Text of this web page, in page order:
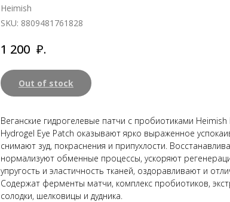
Heimish
SKU: 8809481761828
1 200 ₽.
Out of stock
Веганские гидрогелевые патчи с пробиотиками
Hydrogel Eye Patch оказывают ярко выраженное
снимают зуд, покраснения и припухлости.
нормализуют обменные процессы, ускоряют
упругость и эластичность тканей, оздоравливают и
Содержат ферменты матчи, комплекс пробиотиков,
солодки, шелковицы и дудника.